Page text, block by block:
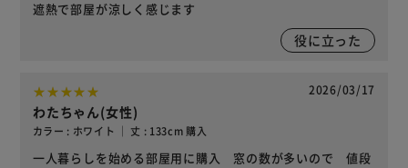
遮熱で部屋が涼しく感じます
役に立った
2026/03/17
わたちゃん(女性)
カラー : ホワイト ｜ 丈 : 133cm 購入
一人暮らしを始める部屋用に購入 窓の数が多いので 値段